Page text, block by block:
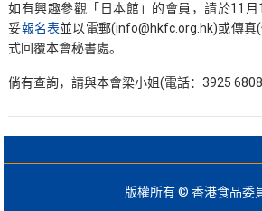
如有興趣參觀「日本館」的會員，請於11月
妥報名表並以電郵(info@hkfc.org.hk)或傳真
式回覆本會秘書處。
倘有查詢，請與本會梁小姐(電話：3925
版權所有 © 香港食品委